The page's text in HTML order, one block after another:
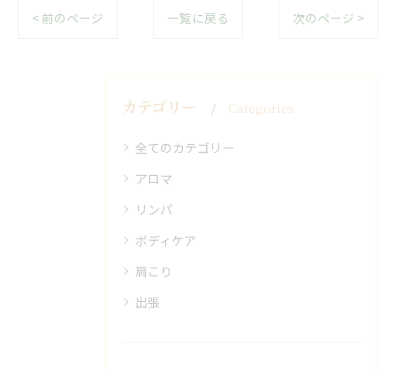
< 前のページ 一覧に戻る 次のページ >
カテゴリー Categories
全てのカテゴリー
アロマ
リンパ
ボディケア
肩こり
出張